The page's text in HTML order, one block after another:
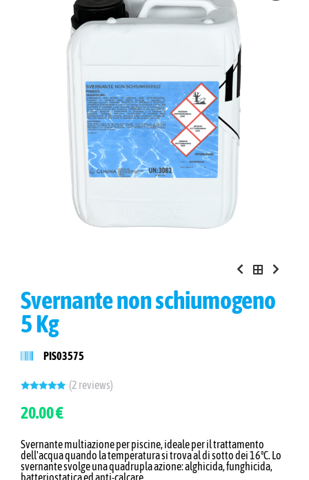
Svernante non schiumogeno
5 Kg
PIS03575
(2 reviews)
20.00 €
Svernante multiazione per piscine, ideale per il trattamento
dell'acqua quando la temperatura si trova al di sotto dei 16°C. Lo
svernante svolge una quadrupla azione: alghicida, funghicida,
batteriostatica ed anti-calcare.